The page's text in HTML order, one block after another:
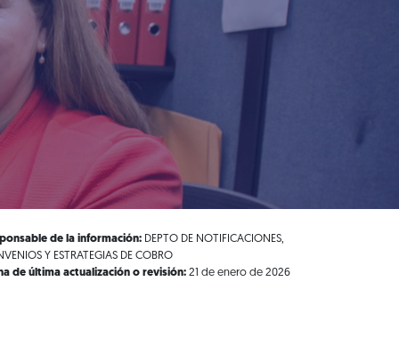
de la información: DEPTO DE NOTIFICACIONES,
Y ESTRATEGIAS DE COBRO
de última actualización o revisión: 21 de enero de 2026